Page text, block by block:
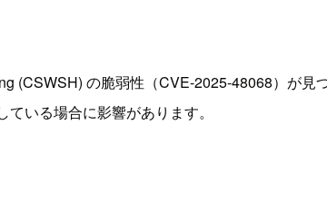
(CSWSH) の脆弱性（CVE-2025-48068）が見
いる場合に影響があります。